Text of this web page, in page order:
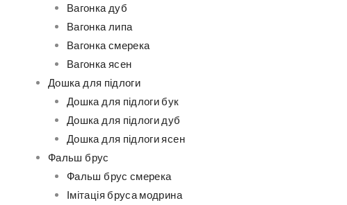
Вагонка дуб
Вагонка липа
Вагонка смерека
Вагонка ясен
Дошка для підлоги
Дошка для підлоги бук
Дошка для підлоги дуб
Дошка для підлоги ясен
Фальш брус
Фальш брус смерека
Імітація бруса модрина